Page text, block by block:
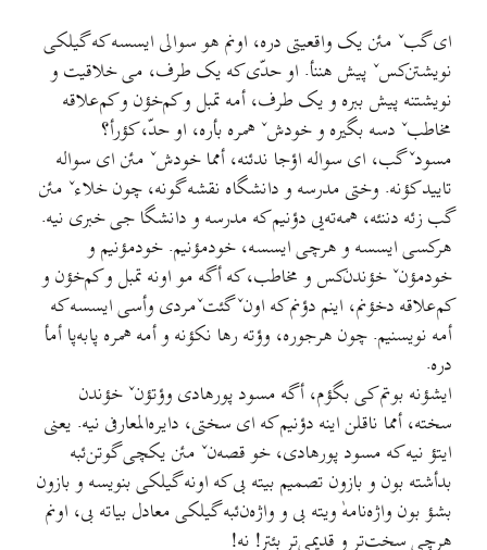
ای گبˇ مئن یک واقعیتی دره، اونم هو سوالی ایسسه که گیلکی
نویشتن‌کسˇ پیش هننأ. او حدّی که یک طرف، می خلاقیت و
نویشتنه پیش ببره و یک طرف، أمه تمبل و کم‌خؤن و کم‌علاقه
مخاطبˇ دسه بگیره و خودشˇ همره بأره، او حدّ، کؤرأ؟
مسودˇ گب، ای سواله اؤجا ندئنه، أمما خودشˇ مئن ای سواله
تایید کؤنه. وختی مدرسه و دانشگاه نقشه گونه، چون خلاءˇ مئن
گب زئه دننئه، همه‌ته‌یی دؤنیم که مدرسه و دانشگا جی خبری نیه.
هرکسی ایسسه و هرچی ایسسه، خودمؤنیم. خودمؤنیم و
خودمؤنˇ خؤندن‌کس و مخاطب، که أگه مو اونه تمبل و کم‌خؤن و
کم‌علاقه دخؤنم، اینم دؤنم که اونˇ گئتˇمردی وأسی ایسسه که
أمه نویسنیم. چون هرجوره، وؤته رها نکؤنه و أمه همره پابه‌پا أمأ
دره.
ایشؤنه بوتم کی بگؤم، أگه مسود پورهادی وؤتؤنˇ خؤندن
سخته، أمما ناقلن اینه دؤنیم که ای سختی، دایره‌المعارفی نیه. یعنی
ایتؤ نیه که مسود پورهادی، خو قصه‌نˇ مئن یکچی گوتن‌ئبه
بدأشته بون و بازون تصمیم بیته بی که اونه گیلکی بنویسه و بازون
بشؤ بون واژه‌نامهٰ ویته بی و واژه‌ن‌ئبه گیلکی معادل بیاته بی، اونم
هرچی سخت‌تر و قدیمی‌تر بئتر! نه!